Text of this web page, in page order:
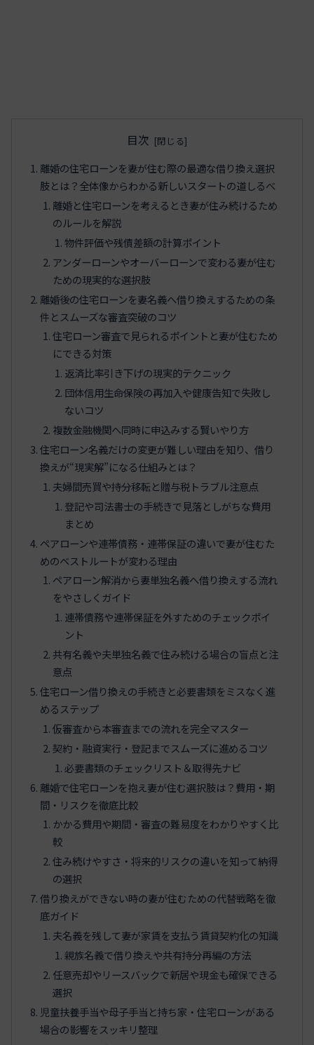
目次
離婚の住宅ローンを妻が住む際の最適な借り換え選択
肢とは？全体像からわかる新しいスタートの道しるべ
離婚と住宅ローンを考えるとき妻が住み続けるため
のルールを解説
物件評価や残債差額の計算ポイント
アンダーローンやオーバーローンで変わる妻が住む
ための現実的な選択肢
離婚後の住宅ローンを妻名義へ借り換えするための条
件とスムーズな審査突破のコツ
住宅ローン審査で見られるポイントと妻が住むため
にできる対策
返済比率引き下げの現実的テクニック
団体信用生命保険の再加入や健康告知で失敗し
ないコツ
複数金融機関へ同時に申込みする賢いやり方
住宅ローン名義だけの変更が難しい理由を知り、借り
換えが“現実解”になる仕組みとは？
夫婦間売買や持分移転と贈与税トラブル注意点
登記や司法書士の手続きで見落としがちな費用
まとめ
ペアローンや連帯債務・連帯保証の違いで妻が住むた
めのベストルートが変わる理由
ペアローン解消から妻単独名義へ借り換えする流れ
をやさしくガイド
連帯債務や連帯保証を外すためのチェックポイ
ント
共有名義や夫単独名義で住み続ける場合の盲点と注
意点
住宅ローン借り換えの手続きと必要書類をミスなく進
めるステップ
仮審査から本審査までの流れを完全マスター
契約・融資実行・登記までスムーズに進めるコツ
必要書類のチェックリスト＆取得先ナビ
離婚で住宅ローンを抱え妻が住む選択肢は？費用・期
間・リスクを徹底比較
かかる費用や期間・審査の難易度をわかりやすく比
較
住み続けやすさ・将来的リスクの違いを知って納得
の選択
借り換えができない時の妻が住むための代替戦略を徹
底ガイド
夫名義を残して妻が家賃を支払う賃貸契約化の知識
親族名義で借り換えや共有持分再編の方法
任意売却やリースバックで新居や現金も確保できる
選択
児童扶養手当や母子手当と持ち家・住宅ローンがある
場合の影響をスッキリ整理